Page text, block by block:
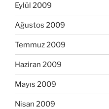
Eylül 2009
Ağustos 2009
Temmuz 2009
Haziran 2009
Mayıs 2009
Nisan 2009